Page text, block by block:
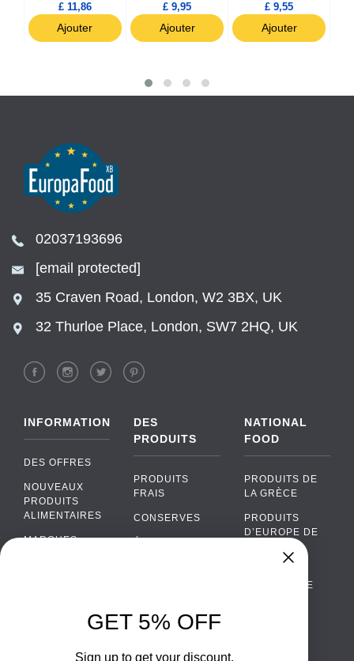
£ 11,86
Ajouter
£ 9,95
Ajouter
£ 9,55
Ajouter
02037193696
[email protected]
35 Craven Road, London, W2 3BX, UK
32 Thurloe Place, London, SW7 2HQ, UK
INFORMATION
DES OFFRES
NOUVEAUX
PRODUITS
ALIMENTAIRES
MARQUES
DES
PRODUITS
PRODUITS
FRAIS
CONSERVES
ALCOOL
ALIMENTAIRES
NATIONAL
FOOD
PRODUITS DE
LA GRÈCE
PRODUITS
D’EUROPE DE
PORTUGAISE
WhatsApp
GET 5% OFF
Sign up to get your discount.